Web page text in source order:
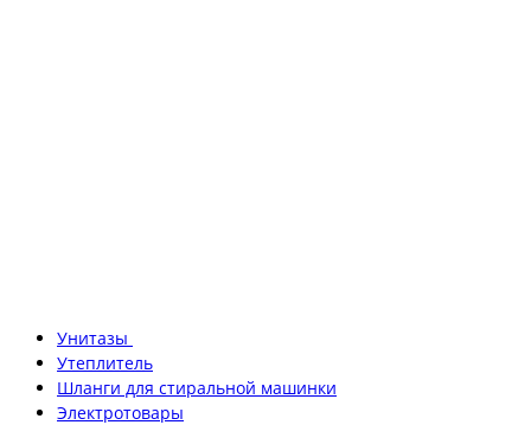
Унитазы
Утеплитель
Шланги для стиральной машинки
Электротовары